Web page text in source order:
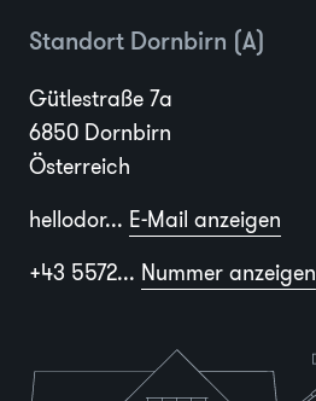
Standort Dornbirn (A)
Gütlestraße 7a
6850 Dornbirn
Österreich
hellodor... E-Mail anzeigen
+43 5572... Nummer anzeigen